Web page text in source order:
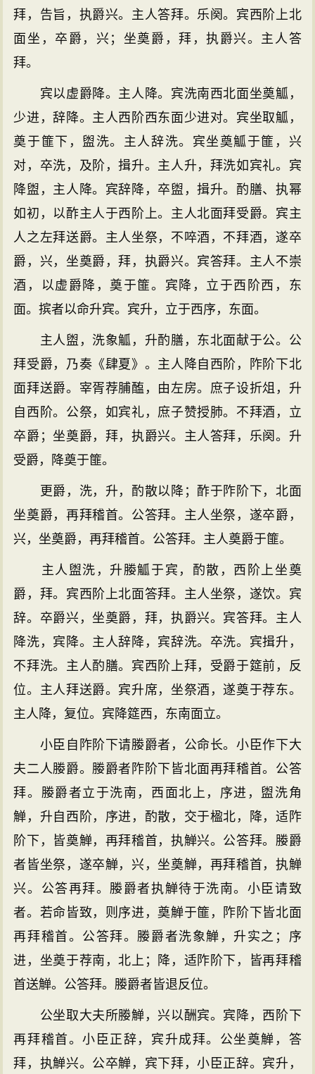
拜，告旨，执爵兴。主人答拜。乐阕。宾西阶上北
面坐，卒爵，兴；坐奠爵，拜，执爵兴。主人答
拜。
宾以虚爵降。主人降。宾洗南西北面坐奠觚，
少进，辞降。主人西阶西东面少进对。宾坐取觚，
奠于篚下，盥洗。主人辞洗。宾坐奠觚于篚，兴
对，卒洗，及阶，揖升。主人升，拜洗如宾礼。宾
降盥，主人降。宾辞降，卒盥，揖升。酌膳、执幂
如初，以酢主人于西阶上。主人北面拜受爵。宾主
人之左拜送爵。主人坐祭，不啐酒，不拜酒，遂卒
爵，兴，坐奠爵，拜，执爵兴。宾答拜。主人不崇
酒，以虚爵降，奠于篚。宾降，立于西阶西，东
面。摈者以命升宾。宾升，立于西序，东面。
主人盥，洗象觚，升酌膳，东北面献于公。公
拜受爵，乃奏《肆夏》。主人降自西阶，阼阶下北
面拜送爵。宰胥荐脯醢，由左房。庶子设折俎，升
自西阶。公祭，如宾礼，庶子赞授肺。不拜酒，立
卒爵；坐奠爵，拜，执爵兴。主人答拜，乐阕。升
受爵，降奠于篚。
更爵，洗，升，酌散以降；酢于阼阶下，北面
坐奠爵，再拜稽首。公答拜。主人坐祭，遂卒爵，
兴，坐奠爵，再拜稽首。公答拜。主人奠爵于篚。
主人盥洗，升媵觚于宾，酌散，西阶上坐奠
爵，拜。宾西阶上北面答拜。主人坐祭，遂饮。宾
辞。卒爵兴，坐奠爵，拜，执爵兴。宾答拜。主人
降洗，宾降。主人辞降，宾辞洗。卒洗。宾揖升，
不拜洗。主人酌膳。宾西阶上拜，受爵于筵前，反
位。主人拜送爵。宾升席，坐祭酒，遂奠于荐东。
主人降，复位。宾降筵西，东南面立。
小臣自阼阶下请媵爵者，公命长。小臣作下大
夫二人媵爵。媵爵者阼阶下皆北面再拜稽首。公答
拜。媵爵者立于洗南，西面北上，序进，盥洗角
觯，升自西阶，序进，酌散，交于楹北，降，适阼
阶下，皆奠觯，再拜稽首，执觯兴。公答拜。媵爵
者皆坐祭，遂卒觯，兴，坐奠觯，再拜稽首，执觯
兴。公答再拜。媵爵者执觯待于洗南。小臣请致
者。若命皆致，则序进，奠觯于篚，阼阶下皆北面
再拜稽首。公答拜。媵爵者洗象觯，升实之；序
进，坐奠于荐南，北上；降，适阼阶下，皆再拜稽
首送觯。公答拜。媵爵者皆退反位。
公坐取大夫所媵觯，兴以酬宾。宾降，西阶下
再拜稽首。小臣正辞，宾升成拜。公坐奠觯，答
拜，执觯兴。公卒觯，宾下拜，小臣正辞。宾升，